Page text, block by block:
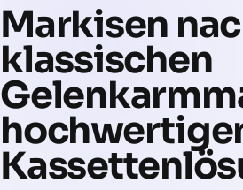
Markisen
klassischen